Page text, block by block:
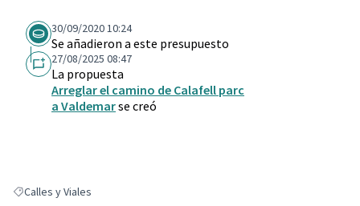
30/09/2020 10:24
Se añadieron a este presupuesto
27/08/2025 08:47
La propuesta
Arreglar el camino de Calafell parc
a Valdemarse creó
Resultados al filtrar por: Calles y Viales
Calles y Viales